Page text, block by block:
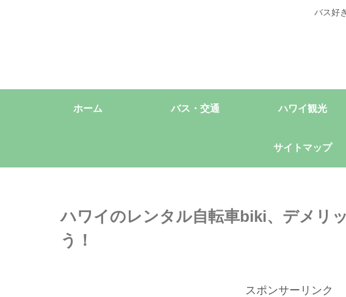
バス好
ホーム バス・交通 ハワイ観光
サイトマップ
ハワイのレンタル自転車biki、デメリ
う！
スポンサーリンク